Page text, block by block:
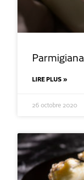
Parmigiana
LIRE PLUS »
26 octobre 2020